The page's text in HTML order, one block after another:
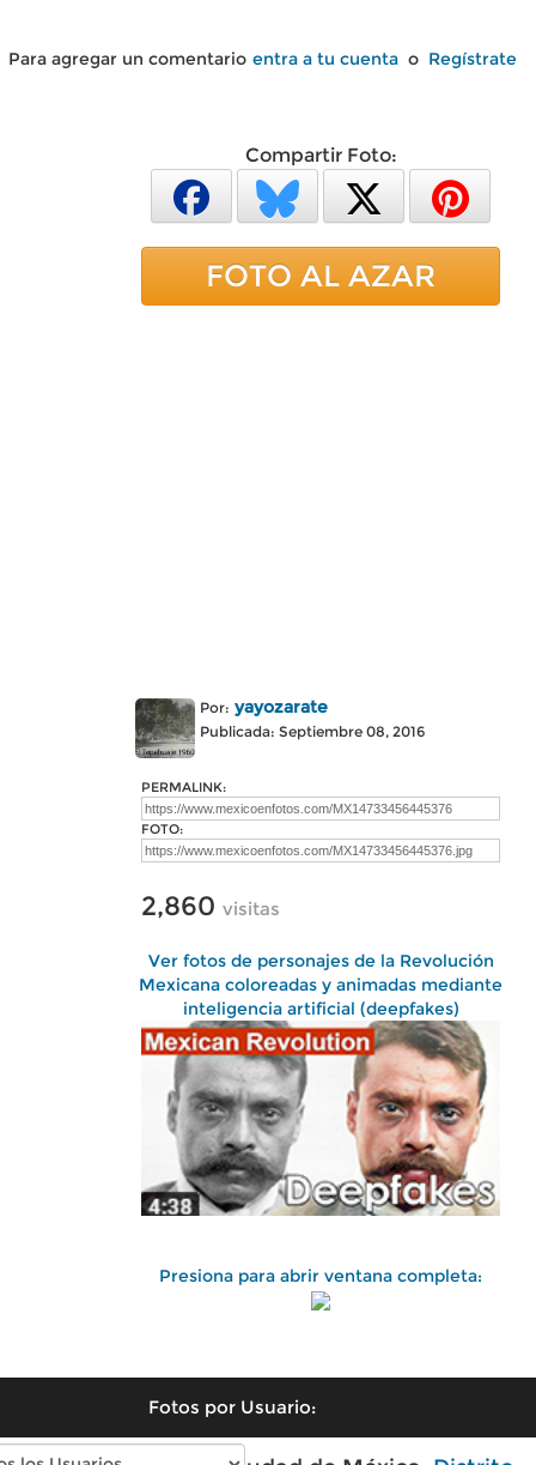
Para agregar un comentario entra a tu cuenta o Regístrate
Compartir Foto:
FOTO AL AZAR
Por: yayozarate
Publicada: Septiembre 08, 2016
PERMALINK:
FOTO:
2,860 visitas
Ver fotos de personajes de la Revolución
Mexicana coloreadas y animadas mediante
inteligencia artificial (deepfakes)
Presiona para abrir ventana completa:
Fotos por Usuario: